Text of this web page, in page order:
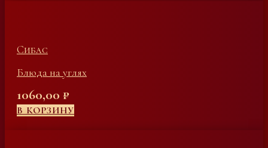
Сибас
Блюда на углях
1060,00 ₽
В КОРЗИНУ